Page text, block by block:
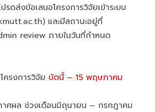
รดส่งข้อเสนอโครงการวิจัยเข้าระบบ
และมีสถานะอยู่ที่
review ภายในวันที่กำหนด
ครงการวิจัย บัดนี้ – 15 พฤษภาคม
ศผล ช่วงเดือนมิถุนายน – กรกฎาคม